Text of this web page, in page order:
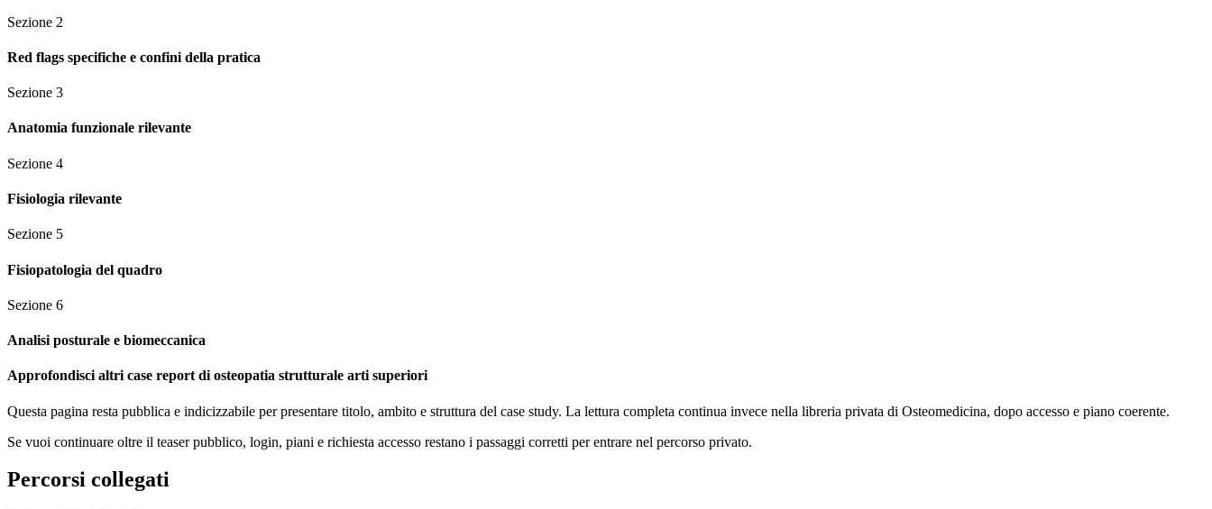
Sezione 2
Red flags specifiche e confini della pratica
Sezione 3
Anatomia funzionale rilevante
Sezione 4
Fisiologia rilevante
Sezione 5
Fisiopatologia del quadro
Sezione 6
Analisi posturale e biomeccanica
Approfondisci altri case report di osteopatia strutturale arti superiori
Questa pagina resta pubblica e indicizzabile per presentare titolo, ambito e struttura del case study. La lettura completa continua invece nella libreria privata di Osteomedicina, dopo accesso e piano coerente.
Se vuoi continuare oltre il teaser pubblico, login, piani e richiesta accesso restano i passaggi corretti per entrare nel percorso privato.
Percorsi collegati